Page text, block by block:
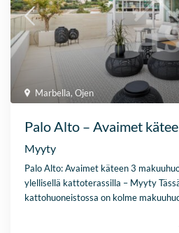
Marbella,Ojen
Palo Alto – Avaimet
Myyty
Palo Alto: Avaimet käteen 3
ylellisellä kattoterassilla – Myyty
kattohuoneistossa on kolme